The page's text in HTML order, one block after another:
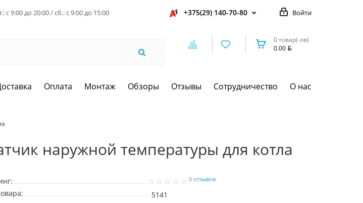
с 9:00 до 20:00 / сб.: с 9:00 до 15:00 Войти
+375(29) 140-70-80
0 товар(-ов)
0.00
Оплата Монтаж Обзоры Отзывы Сотрудничество О нас
наружной температуры для котла
0 отзывов
5141